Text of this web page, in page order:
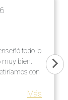
todo lo
bien.
con
Más